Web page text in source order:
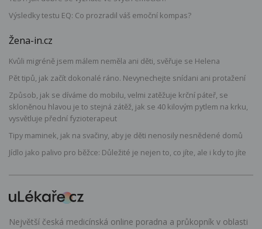
Výsledky testu EQ: Co prozradil váš emoční kompas?
Žena-in.cz
Kvůli migréně jsem málem neměla ani děti, svěřuje se Helena
Pět tipů, jak začít dokonalé ráno. Nevynechejte snídani ani protažení
Způsob, jak se díváme do mobilu, velmi zatěžuje krční páteř, se
skloněnou hlavou je to stejná zátěž, jak se 40 kilovým pytlem na krku,
vysvětluje přední fyzioterapeut
Tipy maminek, jak na svačiny, aby je děti nenosily nesnědené domů
Jídlo jako palivo pro běžce: Důležité je nejen to, co jíte, ale i kdy to jíte
Největší česká medicínská online poradna a průkopník v oblasti